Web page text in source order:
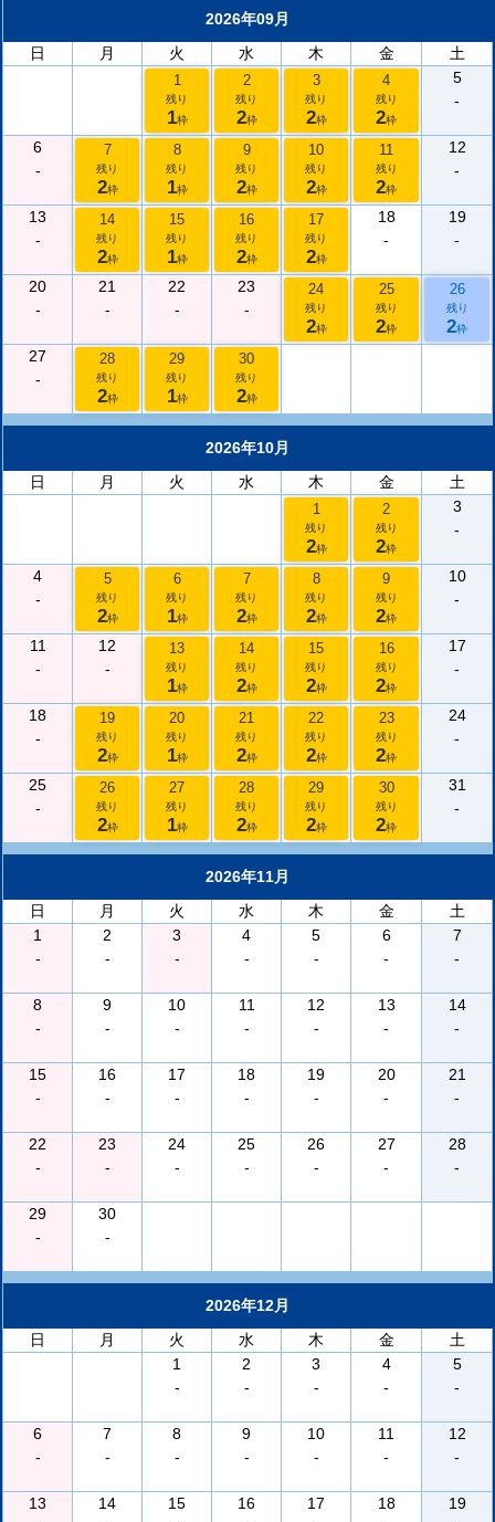
2026年09月
日
月 火 水 木 金 土
1
残り
1枠
2
残り
2枠
3
残り
2枠
4
残り
2枠
5
-
6
-
7
残り
2枠
8
残り
1枠
9
残り
2枠
10
残り
2枠
11
残り
2枠
12
-
13
-
14
残り
2枠
15
残り
1枠
16
残り
2枠
17
残り
2枠
18
-
19
-
20
-
21
-
22
-
23
-
24
残り
2枠
25
残り
2枠
26
残り
2枠
27
-
28
残り
2枠
29
残り
1枠
30
残り
2枠
2026年10月
日
月 火 水 木 金 土
1
残り
2枠
2
残り
2枠
3
-
4
-
5
残り
2枠
6
残り
1枠
7
残り
2枠
8
残り
2枠
9
残り
2枠
10
-
11
-
12
-
13
残り
1枠
14
残り
2枠
15
残り
2枠
16
残り
2枠
17
-
18
-
19
残り
2枠
20
残り
1枠
21
残り
2枠
22
残り
2枠
23
残り
2枠
24
-
25
-
26
残り
2枠
27
残り
1枠
28
残り
2枠
29
残り
2枠
30
残り
2枠
31
-
2026年11月
日
月 火 水 木 金
土
1
-
2
-
3
-
4
-
5
-
6
-
7
-
8
-
9
-
10
-
11
-
12
-
13
-
14
-
15
-
16
-
17
-
18
-
19
-
20
-
21
-
22
-
23
-
24
-
25
-
26
-
27
-
28
-
29
-
30
-
2026年12月
日
月 火 水 木 金
土
1
-
2
-
3
-
4
-
5
-
6
-
7
-
8
-
9
-
10
-
11
-
12
-
13
14
15
16
17
18
19